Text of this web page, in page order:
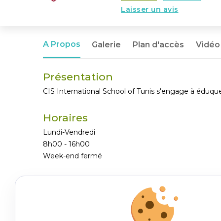
Laisser un avis
A Propos Galerie Plan d'accès Vidéo
Présentation
CIS International School of Tunis s'engage à
Horaires
Lundi-Vendredi
8h00 - 16h00
Week-end fermé